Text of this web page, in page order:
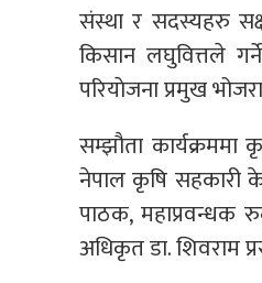
संस्था र सदस्यहरु
किसान लघुवित्तले
परियाेजना प्रमुख
सम्झौता कार्यक्रममा
नेपाल कृषि सहकारी
पाठक, महाप्रवन्धक
अधिकृत डा. शिवराम